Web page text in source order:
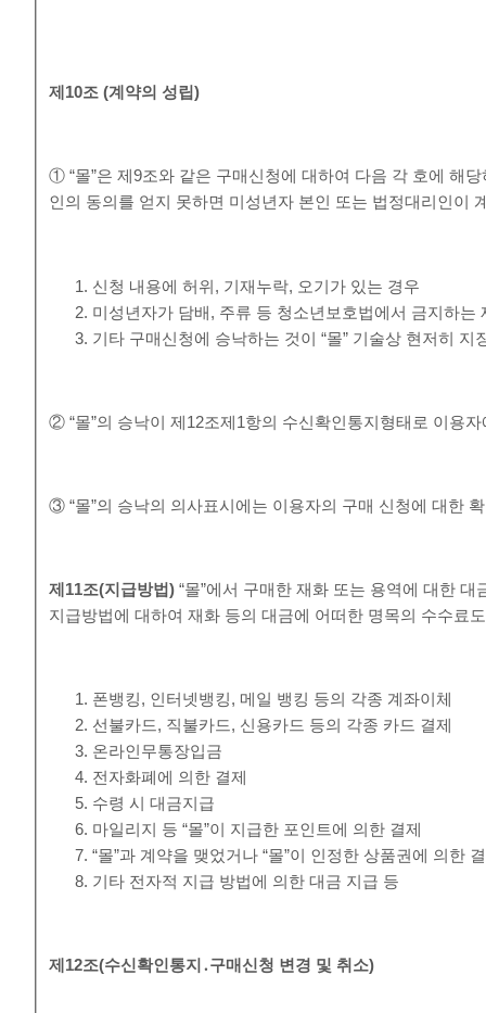
제 10조(계약의 성립)
① “몰”은 제9조와 같은 구매신청에 대하여 다음 각 호에 해
인의 동의를 얻지 못하면 미성년자 본인 또는 법정대리인이
신청 내용에 허위, 기재누락, 오기가 있는 경우
미성년자가 담배, 주류 등 청소년보호법에서 금지하는
기타 구매신청에 승낙하는 것이 “몰” 기술상 현저히 지
② “몰”의 승낙이 제12조제1항의 수신확인통지형태로 이용
③ “몰”의 승낙의 의사표시에는 이용자의 구매 신청에 대한
제 11조(지급방법)“몰”에서 구매한 재화 또는 용역에 대한
지급방법에 대하여 재화 등의 대금에 어떠한 명목의 수수료
폰뱅킹, 인터넷뱅킹, 메일 뱅킹 등의 각종 계좌이체
선불카드, 직불카드, 신용카드 등의 각종 카드 결제
온라인무통장입금
전자화폐에 의한 결제
수령 시 대금지급
마일리지 등 “몰”이 지급한 포인트에 의한 결제
“몰”과 계약을 맺었거나 “몰”이 인정한 상품권에 의한
기타 전자적 지급 방법에 의한 대금 지급 등
제 12조(수신확인통지 ․구매신청 변경 및 취소)